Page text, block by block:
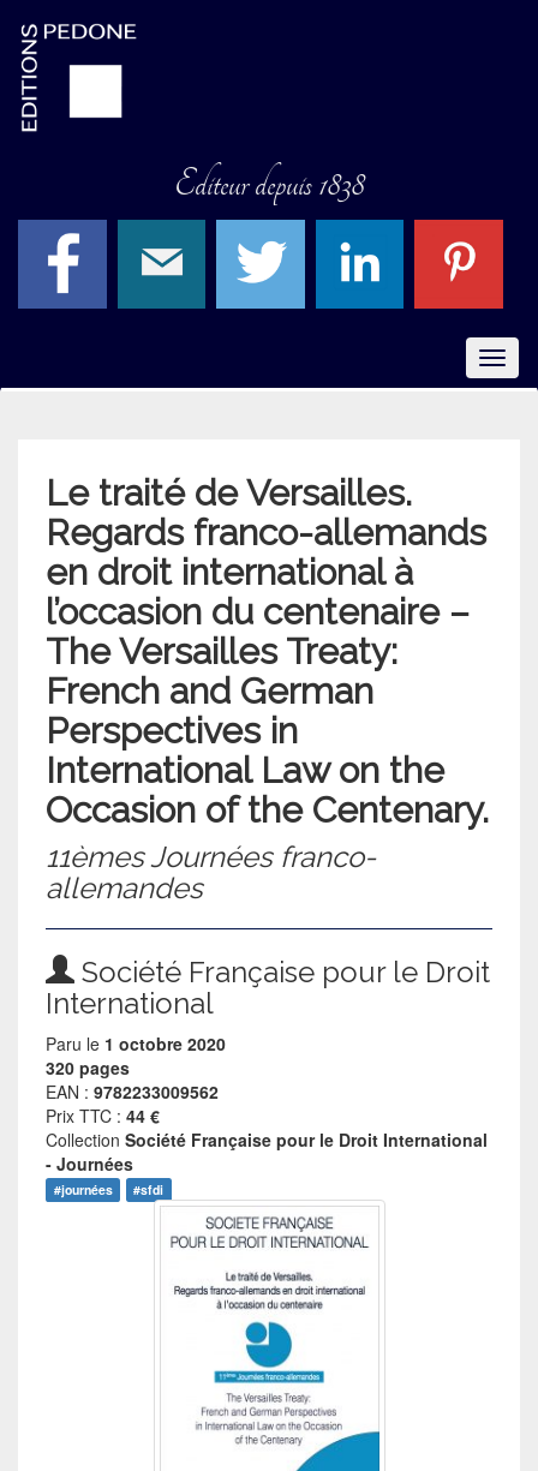
Editeur depuis 1838
Menu
Le traité de Versailles.
Regards franco-allemands
en droit international à
l’occasion du centenaire –
The Versailles Treaty:
French and German
Perspectives in
International Law on the
Occasion of the Centenary.
11èmes Journées franco-
allemandes
Société Française pour le Droit
International
Paru le 1 octobre 2020
320 pages
EAN :9782233009562
Prix TTC :44 €
CollectionSociété Française pour le Droit International
- Journées
#journées #sfdi